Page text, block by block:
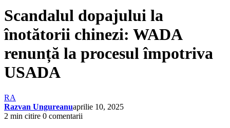
Scandalul dopajului la
înotătorii chinezi: WADA
renunță la procesul împotriva
USADA
RA
Razvan Ungureanuaprilie 10, 2025
2 min citire 0 comentarii